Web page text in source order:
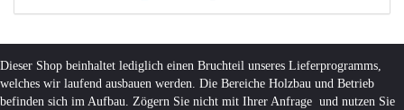
Dieser Shop beinhaltet lediglich einen Bruchteil unseres Lieferprogramms,
welches wir laufend ausbauen werden. Die Bereiche Holzbau und Betrieb
befinden sich im Aufbau. Zögern Sie nicht mit Ihrer Anfrage und nutzen Sie